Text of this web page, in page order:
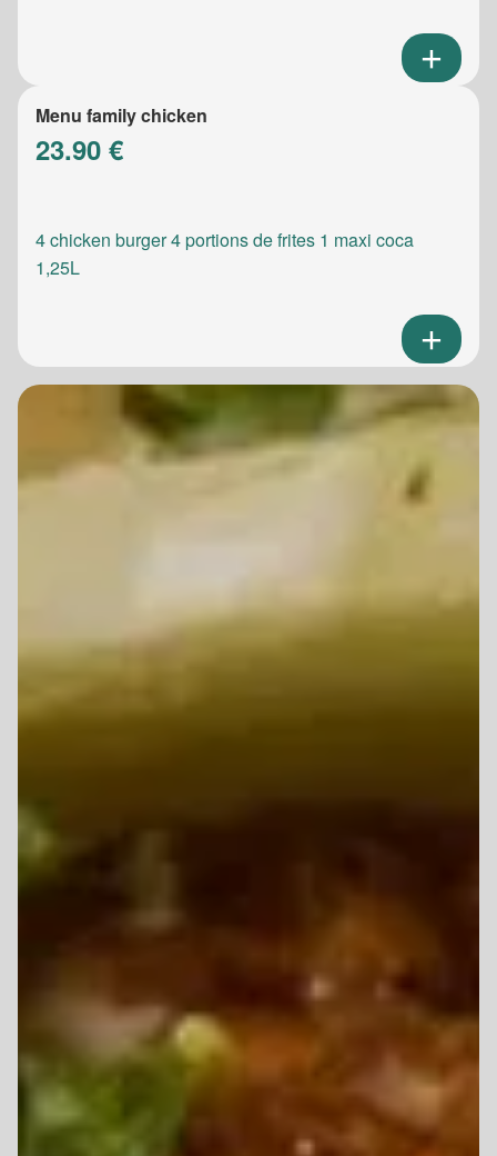
Menu family chicken
23.90 €
4 chicken burger 4 portions de frites 1 maxi coca
1,25L